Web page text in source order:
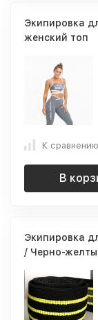
Экипировка
женский топ
К сравнению
В
Экипировка
/ Черно-